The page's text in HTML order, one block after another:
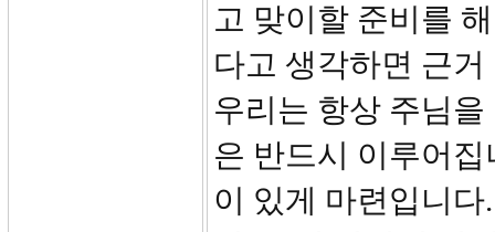
고 맞이할 준비를
다고 생각하면 근
우리는 항상 주님
은 반드시 이루어
이 있게 마련입니